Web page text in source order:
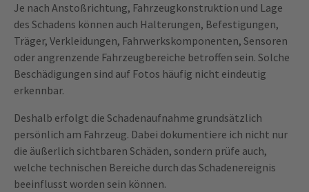
Je nach Anstoßrichtung, Fahrzeugkonstruktion und Lage
des Schadens können auch Halterungen, Befestigungen,
Träger, Verkleidungen, Fahrwerkskomponenten, Sensoren
oder angrenzende Fahrzeugbereiche betroffen sein. Solche
Beschädigungen sind auf Fotos häufig nicht eindeutig
erkennbar.
Deshalb erfolgt die Schadenaufnahme grundsätzlich
persönlich am Fahrzeug. Dabei dokumentiere ich nicht nur
die äußerlich sichtbaren Schäden, sondern prüfe auch,
welche technischen Bereiche durch das Schadenereignis
beeinflusst worden sein können.